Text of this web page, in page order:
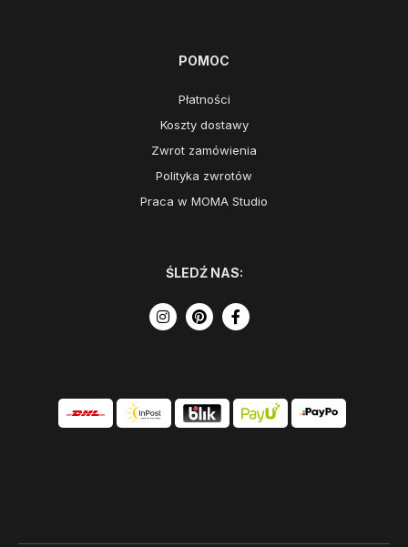
POMOC
Płatności
Koszty dostawy
Zwrot zamówienia
Polityka zwrotów
Praca w MOMA Studio
ŚLEDŹ NAS: